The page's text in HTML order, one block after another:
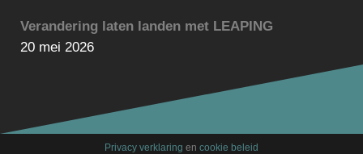
Verandering laten landen met LEAPING
20 mei 2026
Privacy verklaring en cookie beleid